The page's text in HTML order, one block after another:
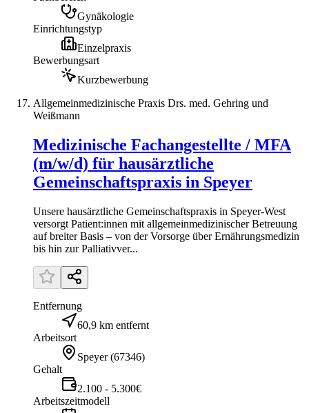
Gynäkologie
Einrichtungstyp
Einzelpraxis
Bewerbungsart
Kurzbewerbung
Allgemeinmedizinische Praxis Drs. med. Gehring und
Weißmann
Medizinische Fachangestellte / MFA
(m/w/d) für hausärztliche
Gemeinschaftspraxis in Speyer
Unsere hausärztliche Gemeinschaftspraxis in Speyer-West
versorgt Patient:innen mit allgemeinmedizinischer Betreuung
auf breiter Basis – von der Vorsorge über Ernährungsmedizin
bis hin zur Palliativver...
Entfernung
60,9 km entfernt
Arbeitsort
Speyer (67346)
Gehalt
2.100 - 5.300€
Arbeitszeitmodell